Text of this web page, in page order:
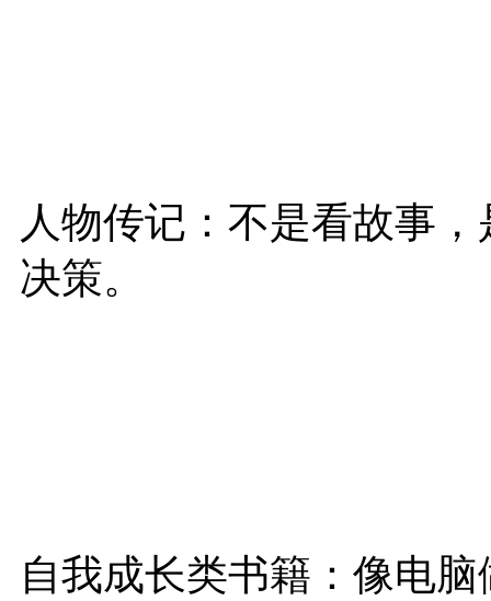
人物传记：不是看故事
决策。
自我成长类书籍：像电